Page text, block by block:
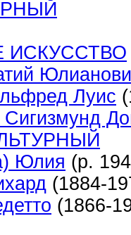
ИСКУССТВО
Луис
Юлия (р.
(1884-
(1866-